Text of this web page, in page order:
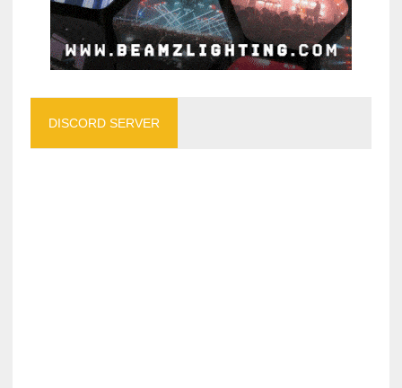
DISCORD SERVER